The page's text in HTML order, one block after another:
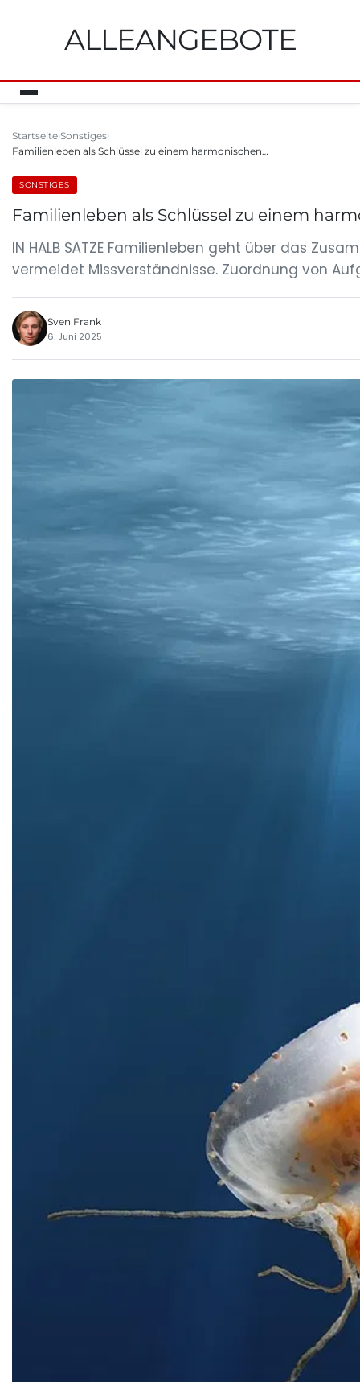
ALLEANGEBOTE
Startseite Sonstiges
Familienleben als Schlüssel zu einem harmonischen…
SONSTIGES
Familienleben als Schlüssel zu einem
IN HALB SÄTZE Familienleben geht über das
vermeidet Missverständnisse. Zuordnung von
Sven Frank
6. Juni 2025